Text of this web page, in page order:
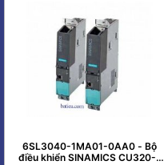
6SL3040-1MA01-0AA0 - Bộ
điều khiển SINAMICS CU320-2